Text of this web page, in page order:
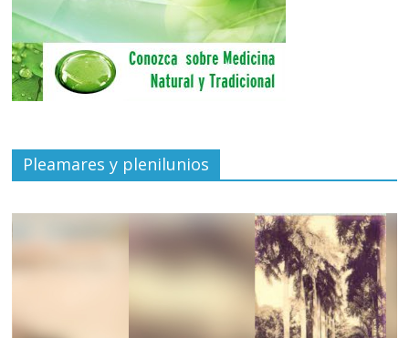
Pleamares y plenilunios